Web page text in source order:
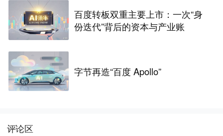
百度转板双重主要上市：一次“身
份迭代”背后的资本与产业账
字节再造“百度 Apollo”
评论区